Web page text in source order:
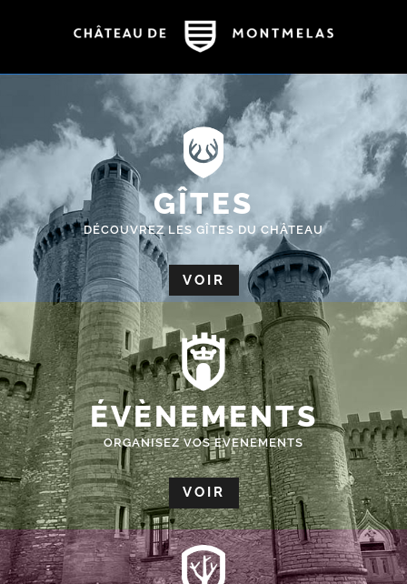
GÎTES
DÉCOUVREZ LES GÎTES DU CHÂTEAU
VOIR
ÉVÈNEMENTS
ORGANISEZ VOS EVENEMENTS
VOIR